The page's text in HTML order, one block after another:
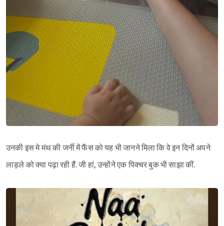
उनकी इस मे मंथ की जर्नी में फैंस को यह भी जानने मिला कि वे इन दिनों अपने
लाड़ले को क्या पढ़ा रही हैं. जी हां, उन्होंने एक पिक्चर बुक भी साझा कीं.